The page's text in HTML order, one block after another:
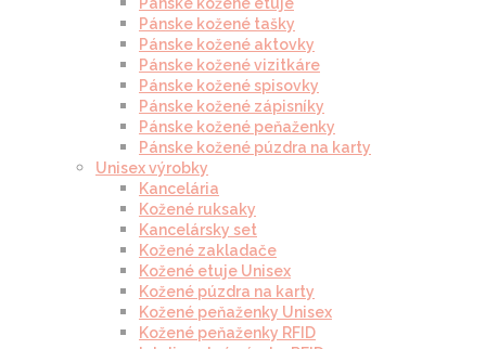
Pánske kožené tašky
Pánske kožené aktovky
Pánske kožené vizitkáre
Pánske kožené spisovky
Pánske kožené zápisníky
Pánske kožené peňaženky
Pánske kožené púzdra na karty
Unisex výrobky
Kancelária
Kožené ruksaky
Kancelársky set
Kožené zakladače
Kožené etuje Unisex
Kožené púzdra na karty
Kožené peňaženky Unisex
Kožené peňaženky RFID